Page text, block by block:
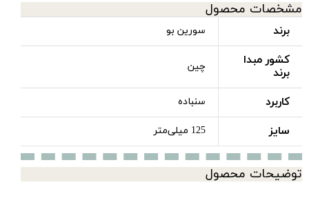
مشخصات محصول
برند سورین‌ بو
کشور مبدا
برند
چین
کاربرد سنباده
سایز 125 میلی‌متر
توضیحات محصول